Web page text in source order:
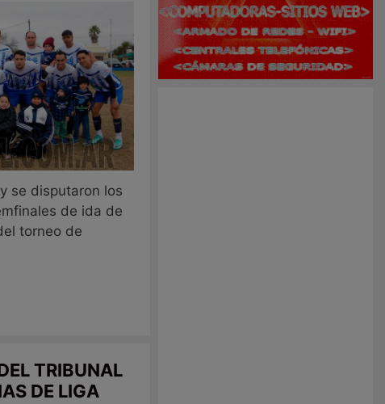
se disputaron los
de ida de
torneo de
TRIBUNAL
DE LIGA